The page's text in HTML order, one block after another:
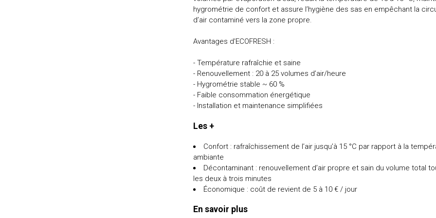
hygrométrie de confort et assure l’hygiène des sas en empêchant la
d’air contaminé vers la zone propre.
Avantages d'ECOFRESH :
- Température rafraîchie et saine
- Renouvellement : 20 à 25 volumes d’air/heure
- Hygrométrie stable ~ 60 %
- Faible consommation énergétique
- Installation et maintenance simplifiées
Les +
Confort : rafraîchissement de l’air jusqu’à 15 °C par rapport à la
ambiante
Décontaminant : renouvellement d’air propre et sain du volume total
les deux à trois minutes
Économique : coût de revient de 5 à 10 € / jour
En savoir plus